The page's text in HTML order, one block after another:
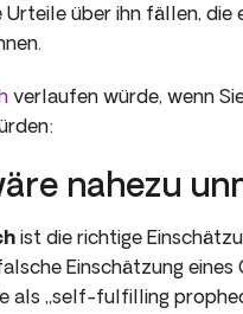
über ihn fällen, die
verlaufen würde, wenn
nahezu
ist die richtige
Einschätzung
als „self-fulfilling